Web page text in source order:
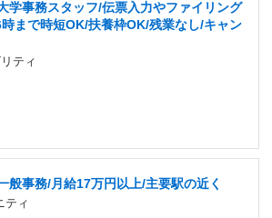
学事務スタッフ/伝票入力やファイリング
まで時短OK/扶養枠OK/残業なし/キャン
ティ
般事務/月給17万円以上/主要駅の近く
ティ